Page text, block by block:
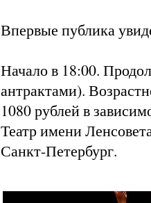
Впервые публика
Начало в 18:00.
антрактами).
1080 рублей в
Театр имени
Санкт-Петербург.